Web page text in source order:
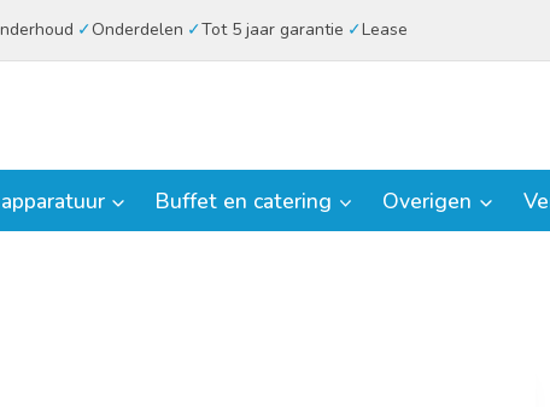
Onderdelen Tot 5 jaar garantie Lease
Buffet en catering Overigen